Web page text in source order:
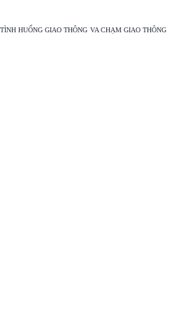
TÌNH HUỐNG GIAO THÔNG VA CHẠM GIAO THÔNG